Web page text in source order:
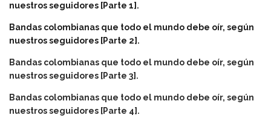
nuestros seguidores [Parte 1].
Bandas colombianas que todo el mundo debe oír, según
nuestros seguidores [Parte 2].
Bandas colombianas que todo el mundo debe oír, según
nuestros seguidores [Parte 3].
Bandas colombianas que todo el mundo debe oír, según
nuestros seguidores [Parte 4].